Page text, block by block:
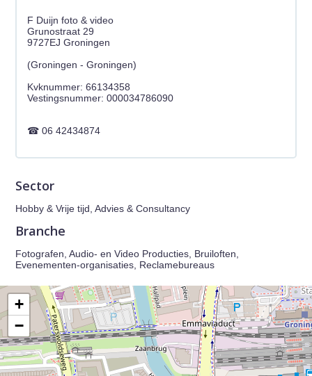
F Duijn foto & video
Grunostraat 29
9727EJ Groningen
(Groningen - Groningen)
Kvknummer: 66134358
06 42434874
Sector
Hobby & Vrije tijd, Advies & Consultancy
Branche
Fotografen, Audio- en Video Producties, Bruiloften,
Evenementen-organisaties, Reclamebureaus
+
−